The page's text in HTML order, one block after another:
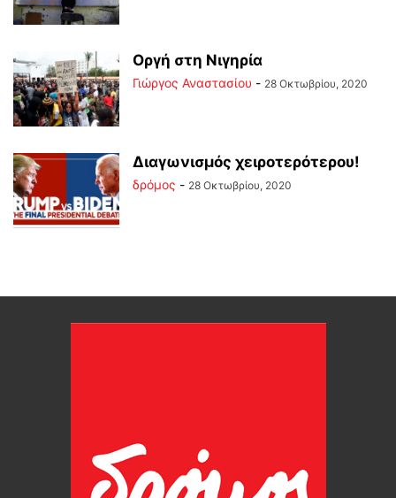
Οργή στη Νιγηρία
Γιώργος Αναστασίου - 28 Οκτωβρίου, 2020
Διαγωνισμός χειροτερότερου!
δρόμος - 28 Οκτωβρίου, 2020